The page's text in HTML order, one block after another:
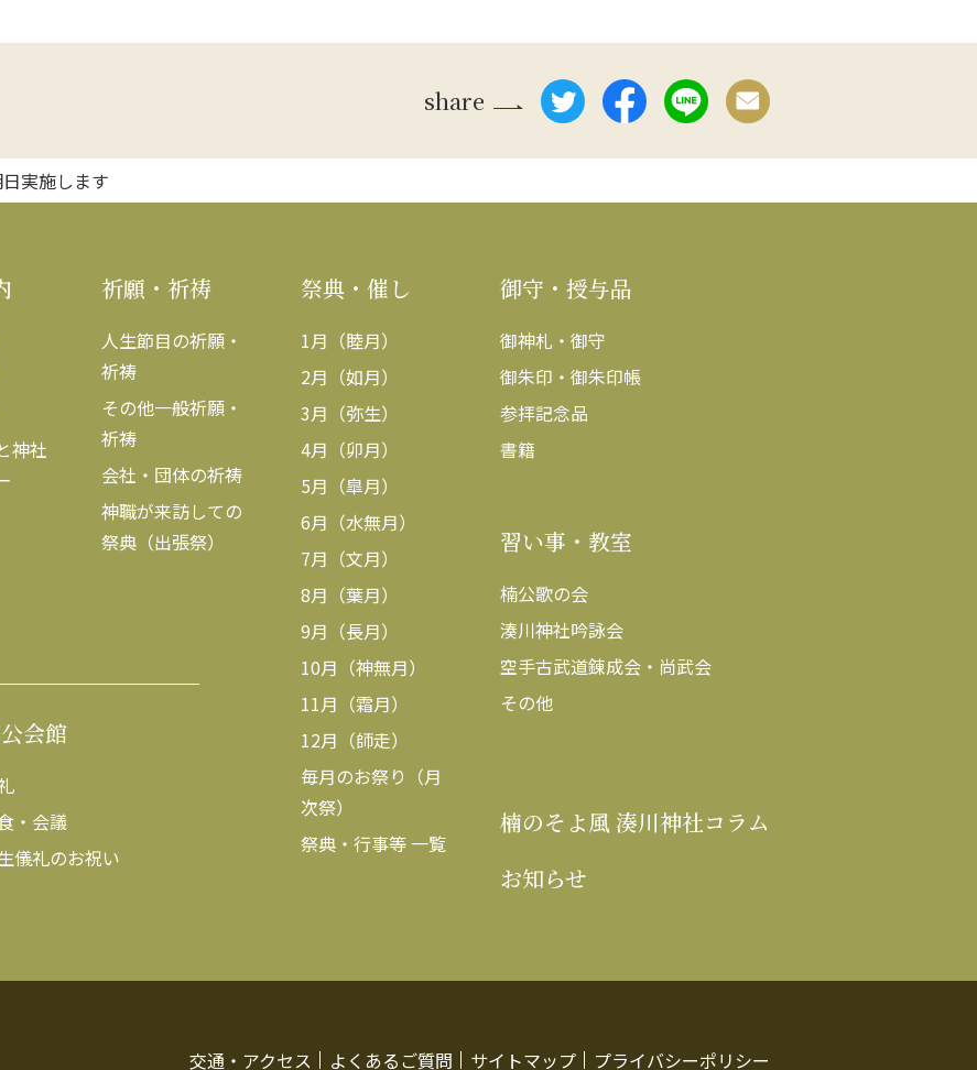
share
実施します
神社
祈願・祈祷
人生節目の祈願・
祈祷
その他一般祈願・
祈祷
会社・団体の祈祷
神職が来訪しての
祭典（出張祭）
祭典・催し
1月（睦月）
2月（如月）
3月（弥生）
4月（卯月）
5月（皐月）
6月（水無月）
7月（文月）
8月（葉月）
9月（長月）
10月（神無月）
11月（霜月）
12月（師走）
毎月のお祭り（月
次祭）
祭典・行事等 一覧
御守・授与品
御神札・御守
御朱印・御朱印帳
参拝記念品
書籍
習い事・教室
楠公歌の会
湊川神社吟詠会
空手古武道錬成会・尚武会
その他
楠のそよ風 湊川神社コラム
お知らせ
会館
・会議
儀礼のお祝い
交通・アクセス よくあるご質問 サイトマップ プライバシーポリシー